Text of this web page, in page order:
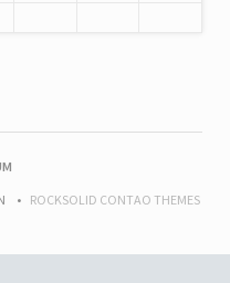
ROCKSOLID CONTAO THEMES